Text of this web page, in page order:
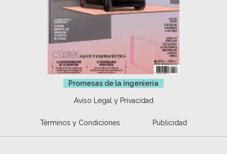
Promesas de la ingeniería
Aviso Legal y Privacidad
Términos y Condiciones Publicidad